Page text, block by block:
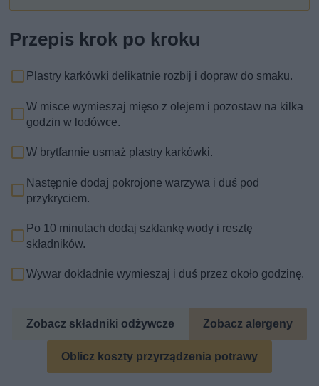
Przepis krok po kroku
Plastry karkówki delikatnie rozbij i dopraw do smaku.
W misce wymieszaj mięso z olejem i pozostaw na kilka
godzin w lodówce.
W brytfannie usmaż plastry karkówki.
Następnie dodaj pokrojone warzywa i duś pod
przykryciem.
Po 10 minutach dodaj szklankę wody i resztę
składników.
Wywar dokładnie wymieszaj i duś przez około godzinę.
Zobacz składniki odżywcze Zobacz alergeny
Oblicz koszty przyrządzenia potrawy